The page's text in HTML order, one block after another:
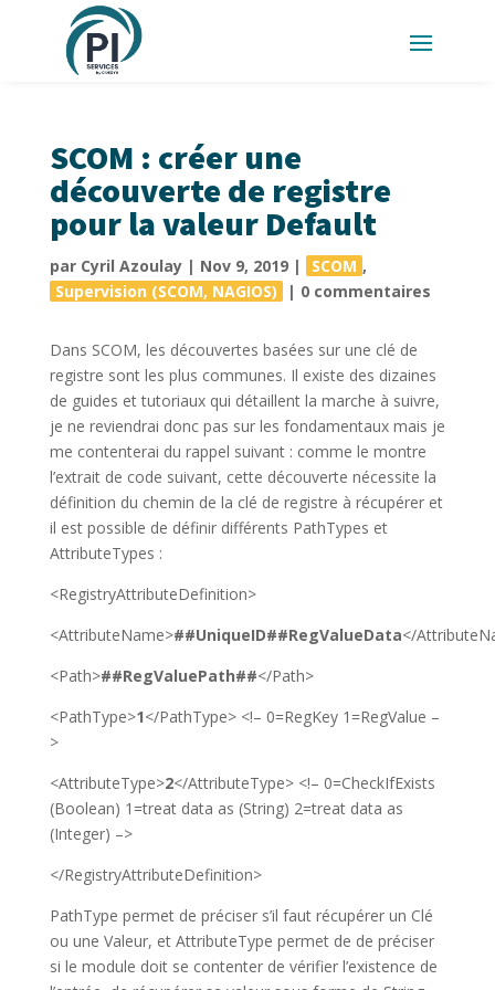
SCOM : créer une
découverte de registre
pour la valeur Default
par Cyril Azoulay| Nov 9, 2019| SCOM ,
Supervision (SCOM, NAGIOS)
| 0 commentaires
Dans SCOM, les découvertes basées sur une clé de
registre sont les plus communes. Il existe des dizaines
de guides et tutoriaux qui détaillent la marche à suivre,
je ne reviendrai donc pas sur les fondamentaux mais je
me contenterai du rappel suivant : comme le montre
l’extrait de code suivant, cette découverte nécessite la
définition du chemin de la clé de registre à récupérer et
il est possible de définir différents PathTypes et
AttributeTypes :
<RegistryAttributeDefinition>
<AttributeName>##UniqueID##RegValueData</
<Path>##RegValuePath##</Path>
<PathType>1</PathType> <!– 0=RegKey 1=RegValue –
>
<AttributeType>2</AttributeType> <!– 0=CheckIfExists
(Boolean) 1=treat data as (String) 2=treat data as
(Integer) –>
</RegistryAttributeDefinition>
PathType permet de préciser s’il faut récupérer un Clé
ou une Valeur, et AttributeType permet de de préciser
si le module doit se contenter de vérifier l’existence de